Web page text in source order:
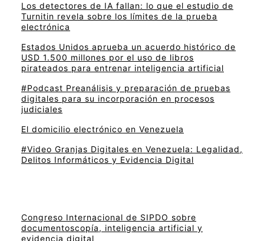
Los detectores de IA fallan: lo que el estudio de
Turnitin revela sobre los límites de la prueba
electrónica
Estados Unidos aprueba un acuerdo histórico de
USD 1.500 millones por el uso de libros
pirateados para entrenar inteligencia artificial
#Podcast Preanálisis y preparación de pruebas
digitales para su incorporación en procesos
judiciales
El domicilio electrónico en Venezuela
#Video Granjas Digitales en Venezuela: Legalidad,
Delitos Informáticos y Evidencia Digital
Congreso Internacional de SIPDO sobre
documentoscopía, inteligencia artificial y
evidencia digital